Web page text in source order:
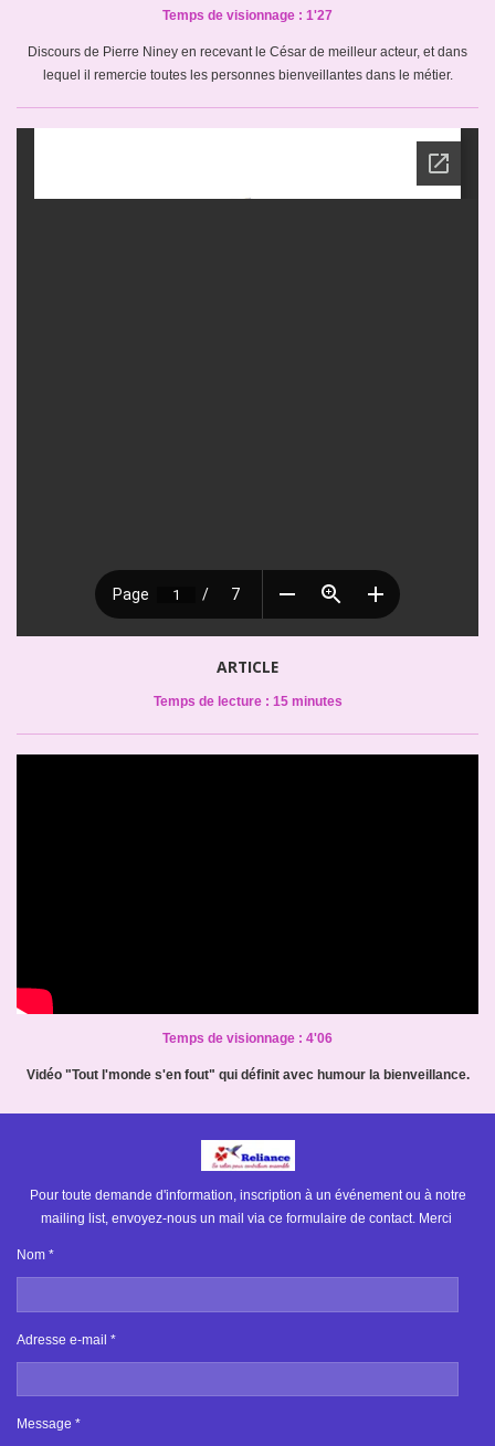
Temps de visionnage : 1'27
Discours de Pierre Niney en recevant le César de meilleur acteur, et dans
lequel il remercie toutes les personnes bienveillantes dans le métier.
ARTICLE
Temps de lecture : 15 minutes
Temps de visionnage : 4'06
Vidéo "Tout l'monde s'en fout" qui définit avec humour la bienveillance.
Pour toute demande d'information, inscription à un événement ou à notre
mailing list, envoyez-nous un mail via ce formulaire de contact. Merci
Nom *
Adresse e-mail *
Message *